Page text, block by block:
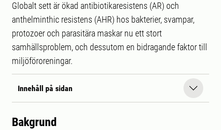
Globalt sett är ökad antibiotikaresistens (AR) och
anthelminthic resistens (AHR) hos bakterier, svampar,
protozoer och parasitära maskar nu ett stort
samhällsproblem, och dessutom en bidragande faktor till
miljöföroreningar.
Innehåll på sidan
Bakgrund